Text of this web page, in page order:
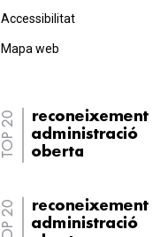
Accessibilitat
Mapa web